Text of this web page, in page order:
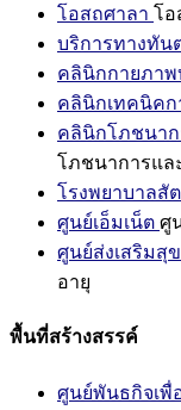
โอสถศาลา โอ
บริการทางทัน
คลินิกกายภาพ
คลินิกเทคนิคก
คลินิกโภชนา
โภชนาการแล
โรงพยาบาลสั
ศูนย์เอ็มเน็ต ศู
ศูนย์ส่งเสริมสุ
อายุ
พื้นที่สร้างสรรค์
ศูนย์พันธกิจเพื่